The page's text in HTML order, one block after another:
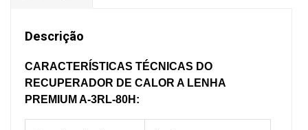
Descrição
CARACTERÍSTICAS TÉCNICAS DO
RECUPERADOR DE CALOR A LENHA
PREMIUM A-3RL-80H :